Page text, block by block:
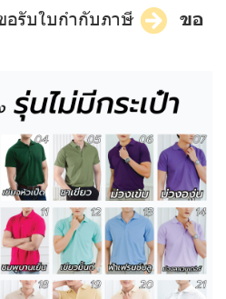
อรับใบกำกับภาษี
ขอ